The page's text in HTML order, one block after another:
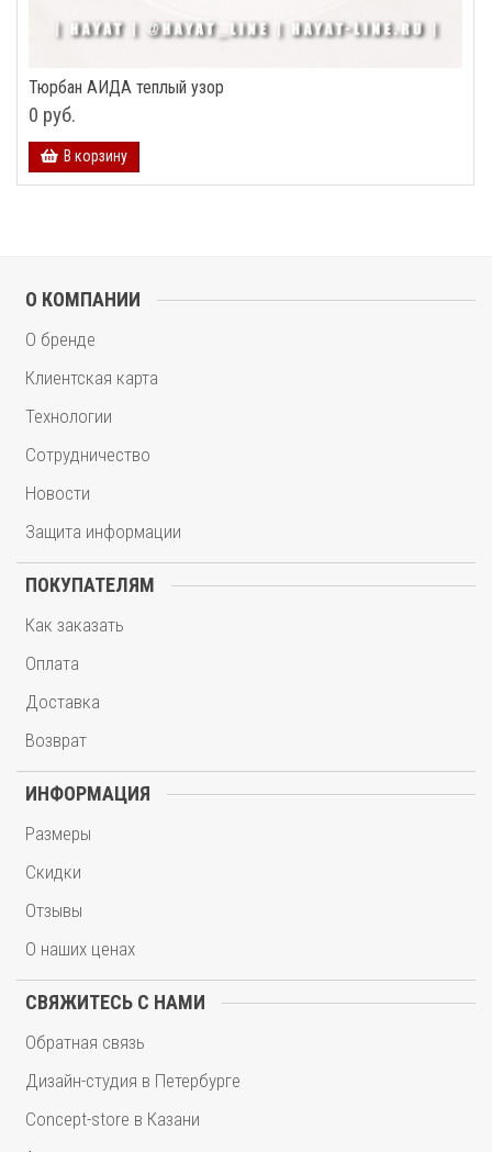
Тюрбан АИДА теплый узор
0 руб.
В корзину
О КОМПАНИИ
О бренде
Клиентская карта
Технологии
Сотрудничество
Новости
Защита информации
ПОКУПАТЕЛЯМ
Как заказать
Оплата
Доставка
Возврат
ИНФОРМАЦИЯ
Размеры
Скидки
Отзывы
О наших ценах
СВЯЖИТЕСЬ С НАМИ
Обратная связь
Дизайн-студия в Петербурге
Concept-store в Казани